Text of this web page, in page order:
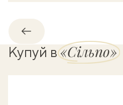
Назад
Купуй в«Сільпо»